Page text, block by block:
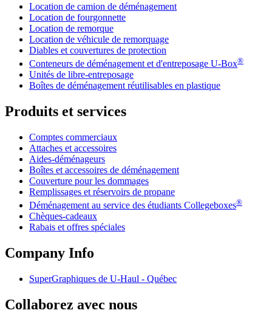
Location de camion de déménagement
Location de fourgonnette
Location de remorque
Location de véhicule de remorquage
Diables et couvertures de protection
Conteneurs de déménagement et d'entreposage U-Box®
Unités de libre-entreposage
Boîtes de déménagement réutilisables en plastique
Produits et services
Comptes commerciaux
Attaches et accessoires
Aides-déménageurs
Boîtes et accessoires de déménagement
Couverture pour les dommages
Remplissages et réservoirs de propane
Déménagement au service des étudiants Collegeboxes®
Chèques-cadeaux
Rabais et offres spéciales
Company Info
SuperGraphiques de U-Haul - Québec
Collaborez avec nous